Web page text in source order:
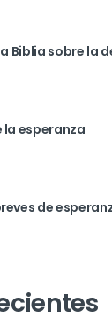
Biblia sobre la
la esperanza
de